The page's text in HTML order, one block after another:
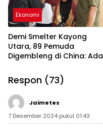
Ekonomi
Demi Smelter Kayong
Utara, 89 Pemuda
Digembleng di China: Ada
Bulan
Respon (73)
Jaimetes
7 Desember 2024 pukul 01:43